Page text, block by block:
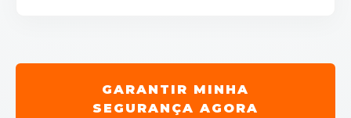
GARANTIR MINHA
SEGURANÇA AGORA